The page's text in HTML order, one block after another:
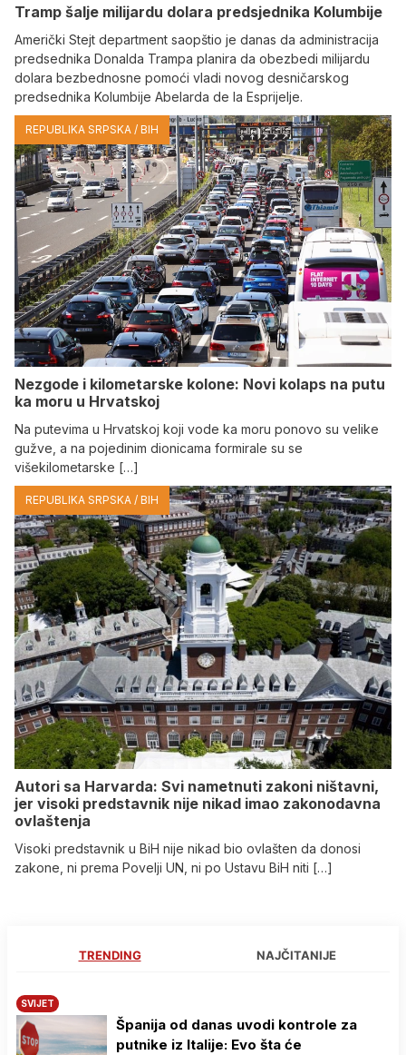
Tramp šalje milijardu dolara predsjednika Kolumbije
Američki Stejt department saopštio je danas da administracija
predsednika Donalda Trampa planira da obezbedi milijardu
dolara bezbednosne pomoći vladi novog desničarskog
predsednika Kolumbije Abelarda de la Esprijelje.
REPUBLIKA SRPSKA / BIH
Nezgode i kilometarske kolone: Novi kolaps na putu
ka moru u Hrvatskoj
Na putevima u Hrvatskoj koji vode ka moru ponovo su velike
gužve, a na pojedinim dionicama formirale su se
višekilometarske […]
REPUBLIKA SRPSKA / BIH
Autori sa Harvarda: Svi nametnuti zakoni ništavni,
jer visoki predstavnik nije nikad imao zakonodavna
ovlaštenja
Visoki predstavnik u BiH nije nikad bio ovlašten da donosi
zakone, ni prema Povelji UN, ni po Ustavu BiH niti […]
TRENDING NAJČITANIJE
SVIJET
Španija od danas uvodi kontrole za
putnike iz Italije: Evo šta će